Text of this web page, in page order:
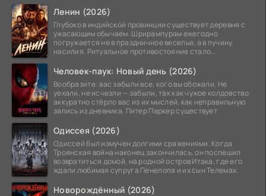
Ленин (2026)
Глубоко в индийской провинции существует деревня с
ужасающим обычаем. Шрирампурам ежегодно
погружается не в праздничное веселье, а в пучину
насилия. Ритуальное противостояние стало
Человек-паук: Новый день (2026)
Вообразите: вас забыли все, кого вы обожали. Не
уехали, не исчезли — забыли, так как чужое колдовство
аккуратно стёрло вас из их мыслей, как неправильную
запись из дневника. Питер Паркер существует
Одиссея (2026)
Одиссей был измучен долгими сражениями. Когда
Троянская война наконец закончилась, он поспешил
возвратиться домой, на родной остров Итака, где его
ждали любимая супруга Пенелопа и их сын Телемах.
Новорождённый (2026)